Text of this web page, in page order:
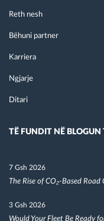
Reth nesh
Bëhuni partner
Karriera
Ngjarje
Ditari
TË FUNDIT NË BLOGUN
7 Gsh 2026
The Rise of CO₂-Based Road
3 Gsh 2026
Would Your Fleet Be Ready